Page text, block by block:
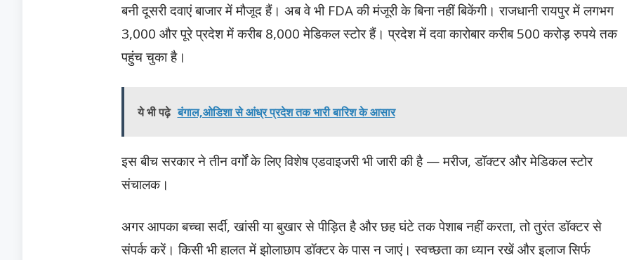
बनी दूसरी दवाएं बाजार में मौजूद हैं। अब वे भी FDA की मंजूरी के बिना नहीं बिकेंगी। राजधानी रायपुर में लगभग
3,000 और पूरे प्रदेश में करीब 8,000 मेडिकल स्टोर हैं। प्रदेश में दवा कारोबार करीब 500 करोड़ रुपये तक
पहुंच चुका है।
ये भी पढ़े बंगाल,ओडिशा से आंध्र प्रदेश तक भारी बारिश के आसार
इस बीच सरकार ने तीन वर्गों के लिए विशेष एडवाइजरी भी जारी की है — मरीज, डॉक्टर और मेडिकल स्टोर
संचालक।
अगर आपका बच्चा सर्दी, खांसी या बुखार से पीड़ित है और छह घंटे तक पेशाब नहीं करता, तो तुरंत डॉक्टर से
संपर्क करें। किसी भी हालत में झोलाछाप डॉक्टर के पास न जाएं। स्वच्छता का ध्यान रखें और इलाज सिर्फ